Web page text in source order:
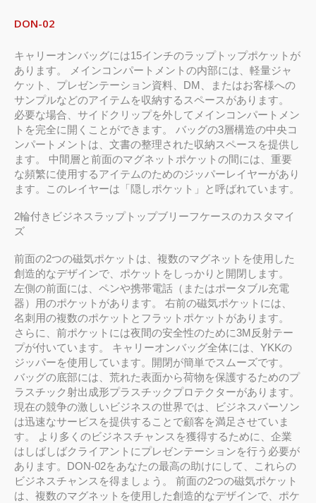
DON-02
キャリーオンバッグには15インチのラップトップポケットが
あります。 メインコンパートメントの内部には、軽量ジャ
ケット、プレゼンテーション資料、DM、またはお客様への
サンプルなどのアイテムを収納するスペースがあります。
必要な場合、サイドクリップを外してメインコンパートメン
トを完全に開くことができます。 バッグの3層構造の中央コ
ンパートメントは、文書の整理された収納スペースを提供し
ます。 中間層と前面のマグネットポケットの間には、重要
な頻繁に使用するアイテムのためのジッパーレイヤーがあり
ます。このレイヤーは「隠しポケット」と呼ばれています。
2輪付きビジネスラップトップブリーフケースのカスタマイ
ズ
前面の2つの磁気ポケットは、複数のマグネットを使用した
創造的なデザインで、ポケットをしっかりと開閉します。
左側の前面には、ペンや携帯電話（またはポータブル充電
器）用のポケットがあります。 右前の磁気ポケットには、
名刺用の複数のポケットとフラットポケットがあります。
さらに、前ポケットには夜間の安全性のために3M反射テー
プが付いています。 キャリーオンバッグ全体には、YKKの
ジッパーを使用しています。開閉が簡単でスムーズです。
バッグの底部には、荒れた表面から荷物を保護するためのプ
ラスチック射出成形プラスチックプロテクターがあります。
現在の競争の激しいビジネスの世界では、ビジネスパーソン
は迅速なサービスを提供することで顧客を満足させていま
す。 より多くのビジネスチャンスを獲得するために、企業
はしばしばクライアントにプレゼンテーションを行う必要が
あります。DON-02をあなたの最高の助けにして、これらの
ビジネスチャンスを得ましょう。 前面の2つの磁気ポケット
は、複数のマグネットを使用した創造的なデザインで、ポケ